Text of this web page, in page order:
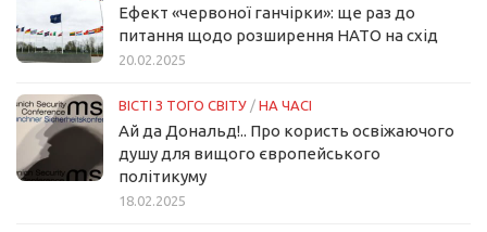
Ефект «червоної ганчірки»: ще раз до
питання щодо розширення НАТО на схід
20.02.2025
ВІСТІ З ТОГО СВІТУ / НА ЧАСІ
Ай да Дональд!.. Про користь освіжаючого
душу для вищого європейського
політикуму
18.02.2025